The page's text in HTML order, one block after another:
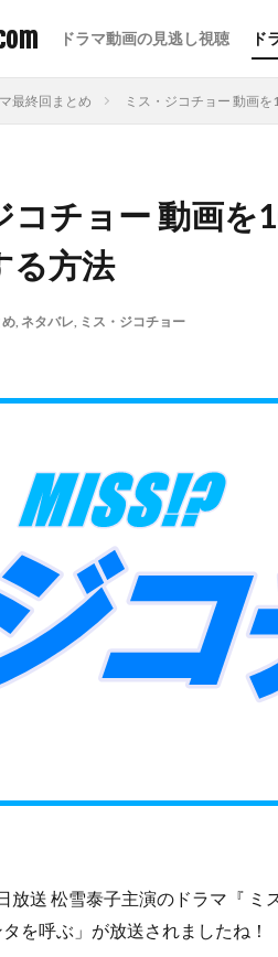
ドラマ動画の見逃し視聴 ド
最終回まとめ ミス・ジコチョー 動画
コチョー 動画を
る方法
, ネタバレ, ミス・ジコチョー
放送 松雪泰子主演のドラマ『
タを呼ぶ」が放送されましたね！